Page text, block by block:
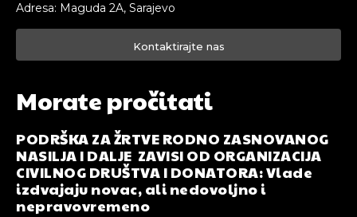
Adresa: Maguda 2A, Sarajevo
Kontaktirajte nas
Morate pročitati
PODRŠKA ZA ŽRTVE RODNO ZASNOVANOG
NASILJA I DALJE ZAVISI OD ORGANIZACIJA
CIVILNOG DRUŠTVA I DONATORA: Vlade
izdvajaju novac, ali nedovoljno i
nepravovremeno